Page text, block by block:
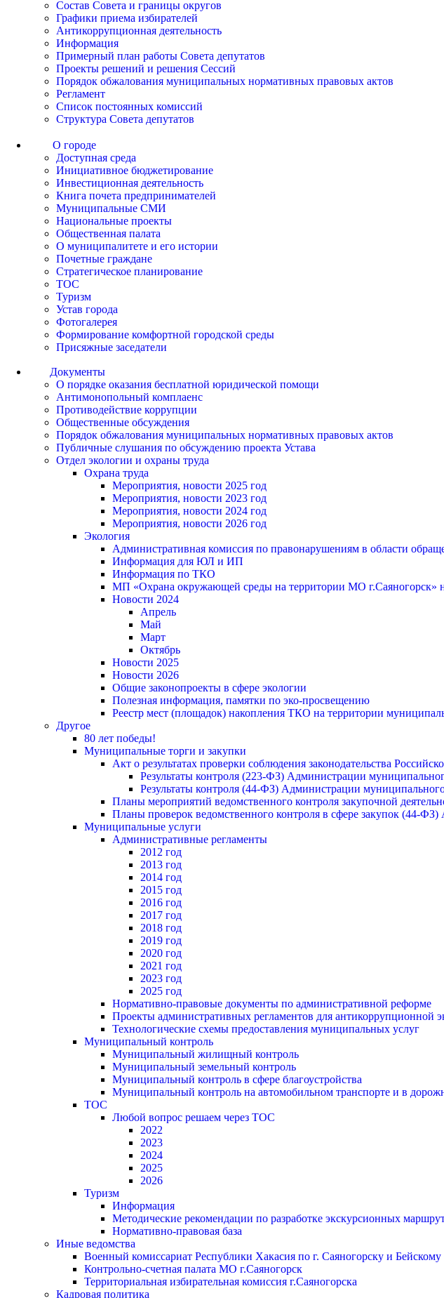
Состав Совета и границы округов
Графики приема избирателей
Антикоррупционная деятельность
Информация
Примерный план работы Совета депутатов
Проекты решений и решения Сессий
Порядок обжалования муниципальных нормативных правовых актов
Регламент
Список постоянных комиссий
Структура Совета депутатов
О городе
Доступная среда
Инициативное бюджетирование
Инвестиционная деятельность
Книга почета предпринимателей
Муниципальные СМИ
Национальные проекты
Общественная палата
О муниципалитете и его истории
Почетные граждане
Стратегическое планирование
ТОС
Туризм
Устав города
Фотогалерея
Формирование комфортной городской среды
Присяжные заседатели
Документы
О порядке оказания бесплатной юридической помощи
Антимонопольный комплаенс
Противодействие коррупции
Общественные обсуждения
Порядок обжалования муниципальных нормативных правовых актов
Публичные слушания по обсуждению проекта Устава
Отдел экологии и охраны труда
Охрана труда
Мероприятия, новости 2025 год
Мероприятия, новости 2023 год
Мероприятия, новости 2024 год
Мероприятия, новости 2026 год
Экология
Административная комиссия по правонарушениям в области
Информация для ЮЛ и ИП
Информация по ТКО
МП «Охрана окружающей среды на территории МО г.Саяногорск»
Новости 2024
Апрель
Май
Март
Октябрь
Новости 2025
Новости 2026
Общие законопроекты в сфере экологии
Полезная информация, памятки по эко-просвещению
Реестр мест (площадок) накопления ТКО на территории
Другое
80 лет победы!
Муниципальные торги и закупки
Акт о результатах проверки соблюдения законодательства
Результаты контроля (223-ФЗ) Администрации
Результаты контроля (44-ФЗ) Администрации
Планы мероприятий ведомственного контроля закупочной
Планы проверок ведомственного контроля в сфере закупок (44-
Муниципальные услуги
Административные регламенты
2012 год
2013 год
2014 год
2015 год
2016 год
2017 год
2018 год
2019 год
2020 год
2021 год
2023 год
2025 год
Нормативно-правовые документы по административной реформе
Проекты административных регламентов для антикоррупционной
Технологические схемы предоставления муниципальных услуг
Муниципальный контроль
Муниципальный жилищный контроль
Муниципальный земельный контроль
Муниципальный контроль в сфере благоустройства
Муниципальный контроль на автомобильном транспорте и в
ТОС
Любой вопрос решаем через ТОС
2022
2023
2024
2025
2026
Туризм
Информация
Методические рекомендации по разработке экскурсионных
Нормативно-правовая база
Иные ведомства
Военный комиссариат Республики Хакасия по г. Саяногорску и Бейскому
Контрольно-счетная палата МО г.Саяногорск
Территориальная избирательная комиссия г.Саяногорска
Кадровая политика